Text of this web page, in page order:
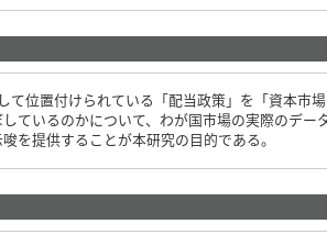
て位置付けられている「配当政策」を「資本市
ているのかについて、わが国市場の実際のデ
を提供することが本研究の目的である。